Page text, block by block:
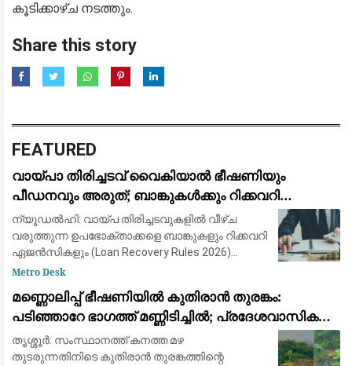
കൂടിക്കാഴ്ച നടത്തും.
Share this story
FEATURED
വായ്പാ തിരിച്ചടവ് വൈകിയാൽ ഭീഷണിയും
പീഡനവും അരുത്; ബാങ്കുകൾക്കും റിക്കവറി
ഏജൻസികൾക്കും കർശന നിയന്ത്രണങ്ങളുമായി
ആർ.ബി.ഐ
ന്യൂഡൽഹി: വായ്പ തിരിച്ചടവുകളിൽ വീഴ്ച
വരുത്തുന്ന ഉപഭോക്താക്കളെ ബാങ്കുകളും റിക്കവറി
ഏജൻസികളും (Loan Recovery Rules 2026)
മാനസികമായി പീഡിപ്പിക്കുന്നതും
മാർഗ്ഗനിർദ്
Metro Desk
മണ്ണൊലിപ്പ് ഭീഷണിയിൽ കുതിരാൻ തുരങ്കം:
പടിഞ്ഞാറേ ഭാഗത്ത് മണ്ണിടിച്ചിൽ; പ്രദേശവാസികളും
യാത്രക്കാരും ആശങ്കയിൽ
തൃശ്ശൂർ: സംസ്ഥാനത്ത് കനത്ത മഴ
തുടരുന്നതിനിടെ കുതിരാൻ തുരങ്കത്തിന്റെ